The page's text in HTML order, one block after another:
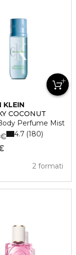
KLEIN
COCONUT
Perfume Mist
2 formati
4.7 180